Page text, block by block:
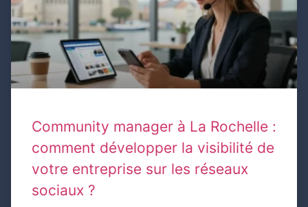
Community manager à La Rochelle :
comment développer la visibilité de
votre entreprise sur les réseaux
sociaux ?